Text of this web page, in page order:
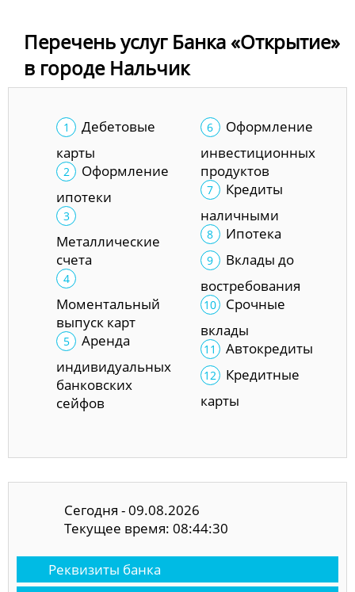
Перечень услуг Банка «Открытие»
в городе Нальчик
Дебетовые
карты
Оформление
ипотеки
Металлические
счета
Моментальный
выпуск карт
Аренда
индивидуальных
банковских
сейфов
Оформление
инвестиционных
продуктов
Кредиты
наличными
Ипотека
Вклады до
востребования
Срочные
вклады
Автокредиты
Кредитные
карты
Сегодня - 09.08.2026
Текущее время: 08:44:31
Реквизиты банка